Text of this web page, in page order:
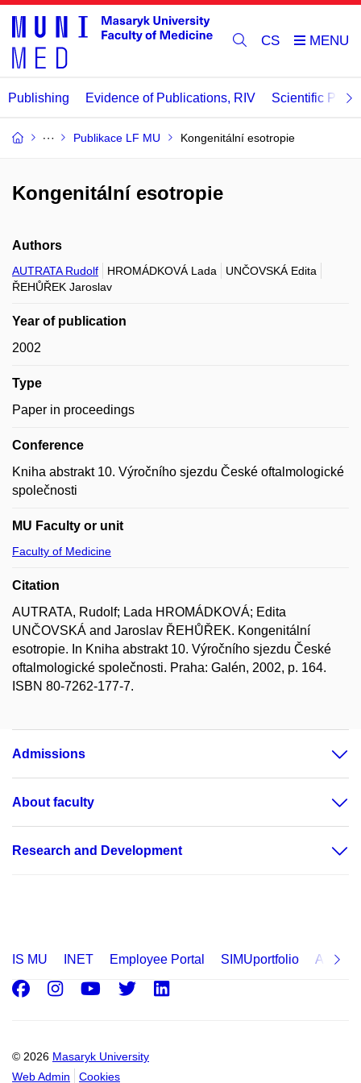
CS
Publishing Evidence of Publications, RIV Scientific
Publikace LF MU Kongenitální esotropie
Kongenitální esotropie
Authors
AUTRATA Rudolf HROMÁDKOVÁ Lada
UNČOVSKÁ Edita
ŘEHŮŘEK Jaroslav
Year of publication
2002
Type
Paper in proceedings
Conference
Kniha abstrakt 10. Výročního sjezdu České oftalmologické
společnosti
MU Faculty or unit
Faculty of Medicine
Citation
AUTRATA, Rudolf; Lada HROMÁDKOVÁ; Edita
UNČOVSKÁ and Jaroslav ŘEHŮŘEK. Kongenitální
esotropie. In Kniha abstrakt 10. Výročního sjezdu České
oftalmologické společnosti. Praha: Galén, 2002, p. 164.
ISBN 80-7262-177-7.
Admissions
About faculty
Research and Development
IS MU INET Employee Portal SIMUportfolio
© 2026 Masaryk University
Web Admin
Cookies
Facebook
Instagram
Youtube
Twitter